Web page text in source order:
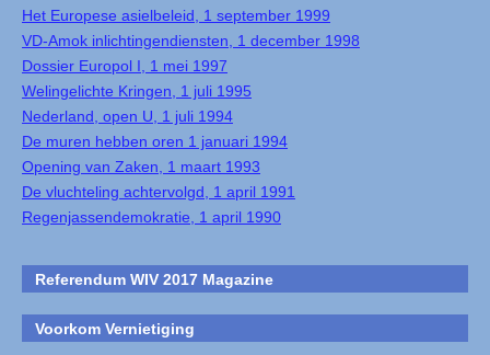
Het Europese asielbeleid, 1 september 1999
VD-Amok inlichtingendiensten, 1 december 1998
Dossier Europol I, 1 mei 1997
Welingelichte Kringen, 1 juli 1995
Nederland, open U, 1 juli 1994
De muren hebben oren 1 januari 1994
Opening van Zaken, 1 maart 1993
De vluchteling achtervolgd, 1 april 1991
Regenjassendemokratie, 1 april 1990
Referendum WIV 2017 Magazine
Voorkom Vernietiging